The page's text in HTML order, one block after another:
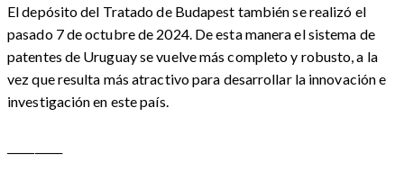
El depósito del Tratado de Budapest también se realizó el
pasado 7 de octubre de 2024. De esta manera el sistema de
patentes de Uruguay se vuelve más completo y robusto, a la
vez que resulta más atractivo para desarrollar la innovación e
investigación en este país.